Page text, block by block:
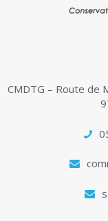
CMDTG – Route de